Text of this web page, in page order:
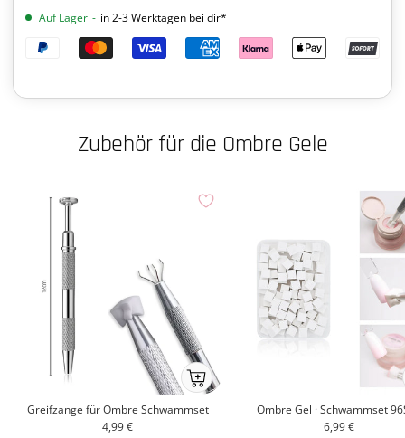
Auf Lager - in 2-3 Werktagen bei dir*
Zubehör für die Ombre Gele
Ab
ins
Körbchenmobile-
Greifzange für Ombre Schwammset
Angebotspreis
4,99 €
Ombre Gel · Schwammset
Angebotspreis
6,99 €